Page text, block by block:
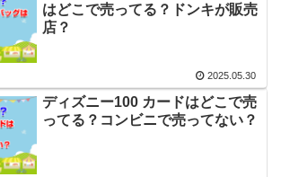
はどこで売ってる？ドンキが販売
店？
2025.05.30
ディズニー100 カードはどこで売
ってる？コンビニで売ってない？